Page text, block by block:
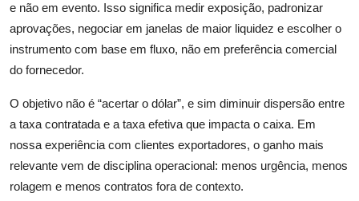
e não em evento. Isso significa medir exposição, padronizar
aprovações, negociar em janelas de maior liquidez e escolher o
instrumento com base em fluxo, não em preferência comercial
do fornecedor.
O objetivo não é “acertar o dólar”, e sim diminuir dispersão entre
a taxa contratada e a taxa efetiva que impacta o caixa. Em
nossa experiência com clientes exportadores, o ganho mais
relevante vem de disciplina operacional: menos urgência, menos
rolagem e menos contratos fora de contexto.